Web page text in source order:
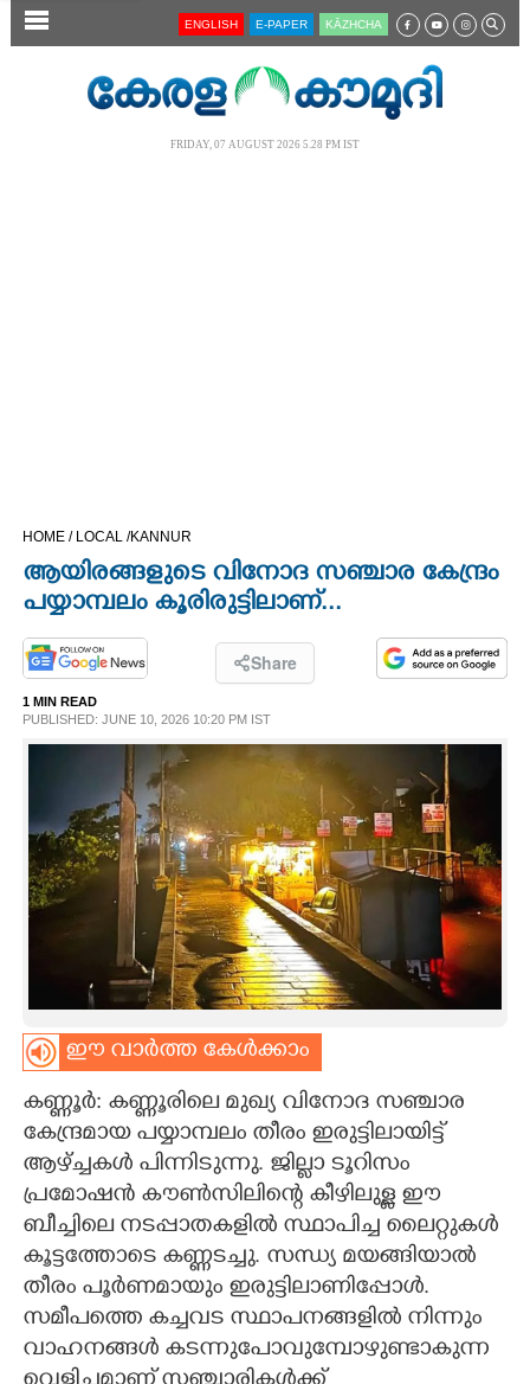
SECTIONS
OPINION
SPIRITUAL
INFO+
ASTRO
CARTOONS
LITERATURE
ZOOM
CONTACT US
ENGLISH E-PAPER KĀZHCHA
FRIDAY, 07 AUGUST 2026 5.28 PM IST
HOME / LOCAL /KANNUR
ആയിരങ്ങളുടെ വിനോദ സഞ്ചാര കേന്ദ്രം
പയ്യാമ്പലം കൂരിരുട്ടിലാണ്...
Share
1 MIN READ
PUBLISHED: JUNE 10, 2026 10:20 PM IST
ഈ വാർത്ത കേൾക്കാം
കണ്ണൂർ: കണ്ണൂരിലെ മുഖ്യ വിനോദ സഞ്ചാര
കേന്ദ്രമായ പയ്യാമ്പലം തീരം ഇരുട്ടിലായിട്ട്
ആഴ്ച്ചകൾ പിന്നിടുന്നു. ജില്ലാ ടൂറിസം
പ്രമോഷൻ കൗൺസിലിന്റെ കീഴിലുള്ള ഈ
ബീച്ചിലെ നടപ്പാതകളിൽ സ്ഥാപിച്ച ലൈറ്റുകൾ
കൂട്ടത്തോടെ കണ്ണടച്ചു. സന്ധ്യ മയങ്ങിയാൽ
തീരം പൂർണമായും ഇരുട്ടിലാണിപ്പോൾ.
സമീപത്തെ കച്ചവട സ്ഥാപനങ്ങളിൽ നിന്നും
വാഹനങ്ങൾ കടന്നുപോവുമ്പോഴുണ്ടാകുന്ന